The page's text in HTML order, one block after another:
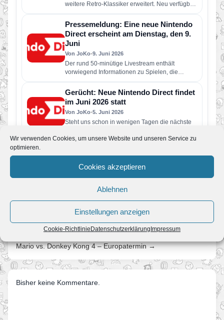
Wir verwenden Cookies, um unsere Website und unseren Service zu
optimieren.
Cookies akzeptieren
Ablehnen
Einstellungen anzeigen
Cookie-Richtlinie Datenschutzerklärung Impressum
weitere Retro-Klassiker erweitert. Neu verfügbar
sind die folgenden Spiele: Wario Land: Super…
Pressemeldung: Eine neue Nintendo
Direct erscheint am Dienstag, den 9.
Juni
Von JoKo•9. Juni 2026
Der rund 50-minütige Livestream enthält
vorwiegend Informationen zu Spielen, die
dieses Jahr für Nintendo Switch 2 und Nintendo
Switch erscheinen…
Gerücht: Neue Nintendo Direct findet
im Juni 2026 statt
Von JoKo•5. Juni 2026
Steht uns schon in wenigen Tagen die nächste
Berichten soll Nintendo bereits…
Von JoKo•8. April 2026
Jahren aus dem kollektiven Gedächtnis. Super
Mario vs. Donkey Kong 4 – Europatermin →
Bisher keine Kommentare.